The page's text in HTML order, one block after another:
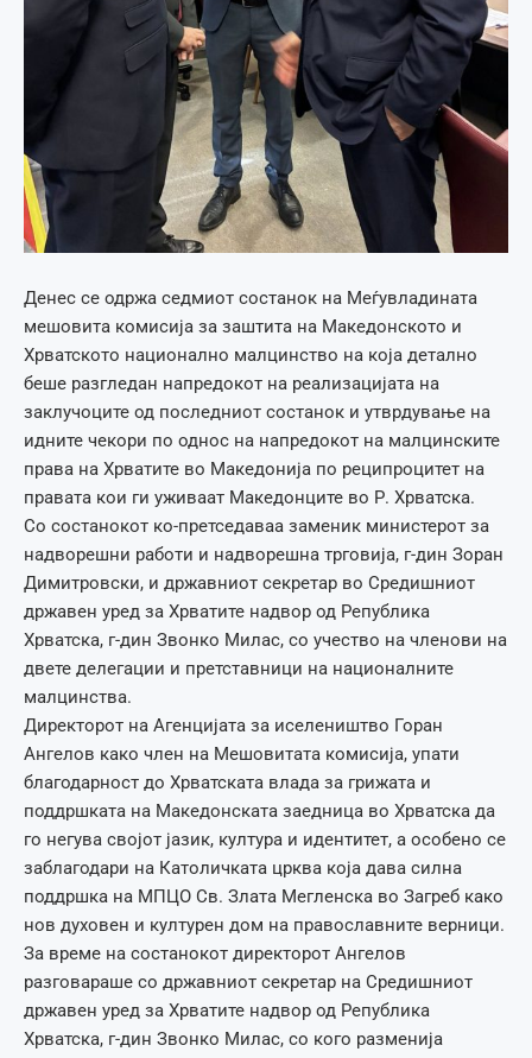
Денес се одржа седмиот состанок на Меѓувладината
мешовита комисија за заштита на Македонското и
Хрватското национално малцинство на која детално
беше разгледан напредокот на реализацијата на
заклучоците од последниот состанок и утврдување на
идните чекори по однос на напредокот на малцинските
права на Хрватите во Македонија по реципроцитет на
правата кои ги уживаат Македонците во Р. Хрватска.
Со состанокот ко-претседаваа заменик министерот за
надворешни работи и надворешна трговија, г-дин Зоран
Димитровски, и државниот секретар во Средишниот
државен уред за Хрватите надвор од Република
Хрватска, г-дин Звонко Милас, со учество на членови на
двете делегации и претставници на националните
малцинства.
Директорот на Агенцијата за иселеништво Горан
Ангелов како член на Мешовитата комисија, упати
благодарност до Хрватската влада за грижата и
поддршката на Македонската заедница во Хрватска да
го негува својот јазик, култура и идентитет, а особено се
заблагодари на Католичката црква која дава силна
поддршка на МПЦО Св. Злата Мегленска во Загреб како
нов духовен и културен дом на православните верници.
За време на состанокот директорот Ангелов
разговараше со државниот секретар на Средишниот
државен уред за Хрватите надвор од Република
Хрватска, г-дин Звонко Милас, со кого разменија